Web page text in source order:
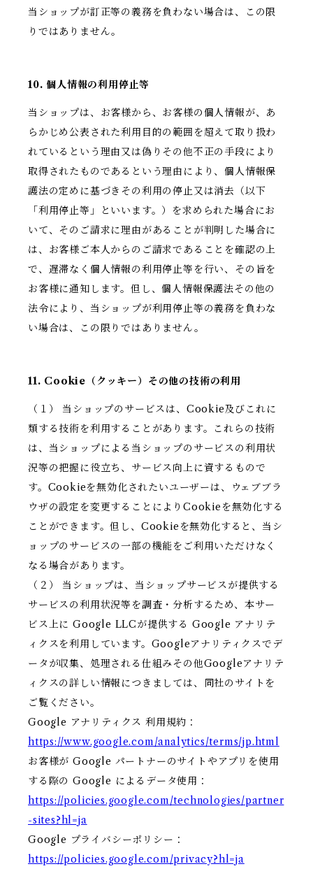
当ショップが訂正等の義務を負わない場合は、この限
りではありません。
10. 個人情報の利用停止等
当ショップは、お客様から、お客様の個人情報が、あ
らかじめ公表された利用目的の範囲を超えて取り扱わ
れているという理由又は偽りその他不正の手段により
取得されたものであるという理由により、個人情報保
護法の定めに基づきその利用の停止又は消去（以下
「利用停止等」といいます。）を求められた場合にお
いて、そのご請求に理由があることが判明した場合に
は、お客様ご本人からのご請求であることを確認の上
で、遅滞なく個人情報の利用停止等を行い、その旨を
お客様に通知します。但し、個人情報保護法その他の
法令により、当ショップが利用停止等の義務を負わな
い場合は、この限りではありません。
11. Cookie（クッキー）その他の技術の利用
（１） 当ショップのサービスは、Cookie及びこれに
類する技術を利用することがあります。これらの技術
は、当ショップによる当ショップのサービスの利用状
況等の把握に役立ち、サービス向上に資するもので
す。Cookieを無効化されたいユーザーは、ウェブブラ
ウザの設定を変更することによりCookieを無効化する
ことができます。但し、Cookieを無効化すると、当シ
ョップのサービスの一部の機能をご利用いただけなく
なる場合があります。
（２） 当ショップは、当ショップサービスが提供する
サービスの利用状況等を調査・分析するため、本サー
ビス上に Google LLCが提供する Google アナリテ
ィクスを利用しています。Googleアナリティクスでデ
ータが収集、処理される仕組みその他Googleアナリテ
ィクスの詳しい情報につきましては、同社のサイトを
ご覧ください。
Google アナリティクス 利用規約：
https://www.google.com/analytics/terms/jp.html
お客様が Google パートナーのサイトやアプリを使用
する際の Google によるデータ使用：
https://policies.google.com/technologies/partner
-sites?hl=ja
Google プライバシーポリシー：
https://policies.google.com/privacy?hl=ja